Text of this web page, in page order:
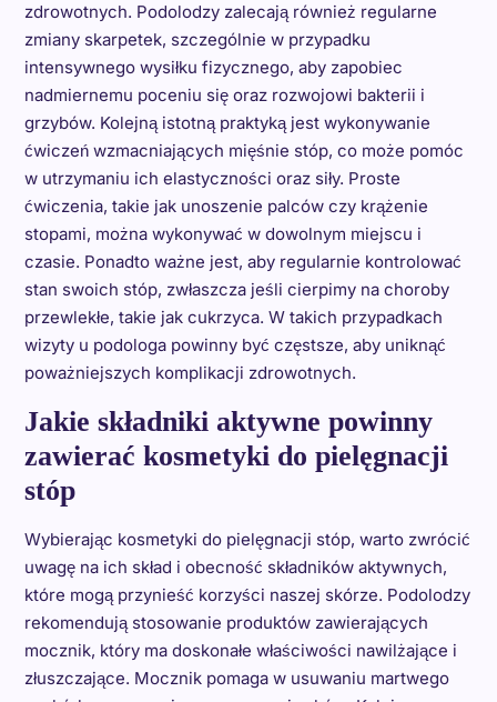
zdrowotnych. Podolodzy zalecają również regularne
zmiany skarpetek, szczególnie w przypadku
intensywnego wysiłku fizycznego, aby zapobiec
nadmiernemu poceniu się oraz rozwojowi bakterii i
grzybów. Kolejną istotną praktyką jest wykonywanie
ćwiczeń wzmacniających mięśnie stóp, co może pomóc
w utrzymaniu ich elastyczności oraz siły. Proste
ćwiczenia, takie jak unoszenie palców czy krążenie
stopami, można wykonywać w dowolnym miejscu i
czasie. Ponadto ważne jest, aby regularnie kontrolować
stan swoich stóp, zwłaszcza jeśli cierpimy na choroby
przewlekłe, takie jak cukrzyca. W takich przypadkach
wizyty u podologa powinny być częstsze, aby uniknąć
poważniejszych komplikacji zdrowotnych.
Jakie składniki aktywne powinny
zawierać kosmetyki do pielęgnacji
stóp
Wybierając kosmetyki do pielęgnacji stóp, warto zwrócić
uwagę na ich skład i obecność składników aktywnych,
które mogą przynieść korzyści naszej skórze. Podolodzy
rekomendują stosowanie produktów zawierających
mocznik, który ma doskonałe właściwości nawilżające i
złuszczające. Mocznik pomaga w usuwaniu martwego